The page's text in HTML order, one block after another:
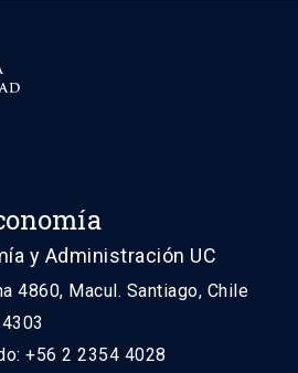
y Administración UC
4860, Macul. Santiago, Chile
+56 2 2354 4028